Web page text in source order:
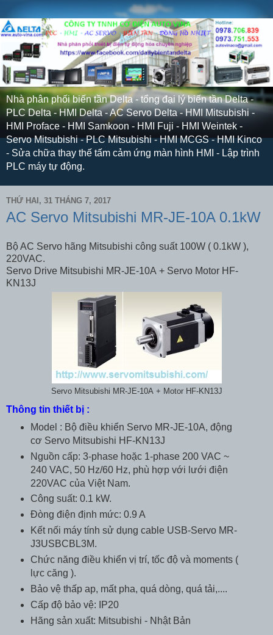
Nhà phân phối biến tần Delta - tổng đại lý biến tần Delta -
PLC Delta - HMI Delta - AC Servo Delta - HMI Mitsubishi -
HMI Proface - HMI Samkoon - HMI Fuji - HMI Weintek -
Servo Mitsubishi - PLC Mitsubishi - HMI MCGS - HMI Kinco
- Sửa chữa thay thế tấm cảm ứng màn hình HMI - Lập trình
PLC máy tự động.
THỨ HAI, 31 THÁNG 7, 2017
AC Servo Mitsubishi MR-JE-10A 0.1kW
Bộ AC Servo hãng Mitsubishi công suất 100W ( 0.1kW ),
220VAC.
Servo Drive Mitsubishi MR-JE-10A + Servo Motor HF-
KN13J
Servo Mitsubishi MR-JE-10A + Motor HF-KN13J
Thông tin thiết bị :
Model : Bộ điều khiển Servo MR-JE-10A, động
cơ Servo Mitsubishi HF-KN13J
Nguồn cấp: 3-phase hoặc 1-phase 200 VAC ~
240 VAC, 50 Hz/60 Hz, phù hợp với lưới điện
220VAC của Việt Nam.
Công suất: 0.1 kW.
Đòng điện định mức: 0.9 A
Kết nối máy tính sử dụng cable USB-Servo MR-
J3USBCBL3M.
Chức năng điều khiển vị trí, tốc độ và moments (
lực căng ).
Bảo vệ thấp ap, mất pha, quá dòng, quá tải,....
Cấp độ bảo vệ: IP20
Hãng sản xuất: Mitsubishi - Nhật Bản